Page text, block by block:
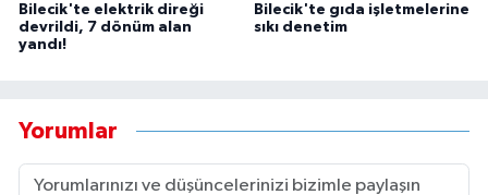
Bilecik'te elektrik direği
devrildi, 7 dönüm alan
yandı!
Bilecik'te gıda işletmelerine
sıkı denetim
Yorumlar